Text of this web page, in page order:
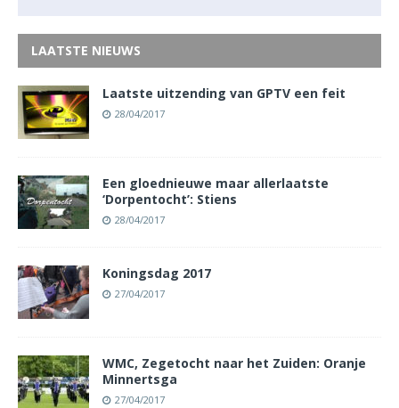
LAATSTE NIEUWS
Laatste uitzending van GPTV een feit
28/04/2017
Een gloednieuwe maar allerlaatste
‘Dorpentocht’: Stiens
28/04/2017
Koningsdag 2017
27/04/2017
WMC, Zegetocht naar het Zuiden: Oranje
Minnertsga
27/04/2017